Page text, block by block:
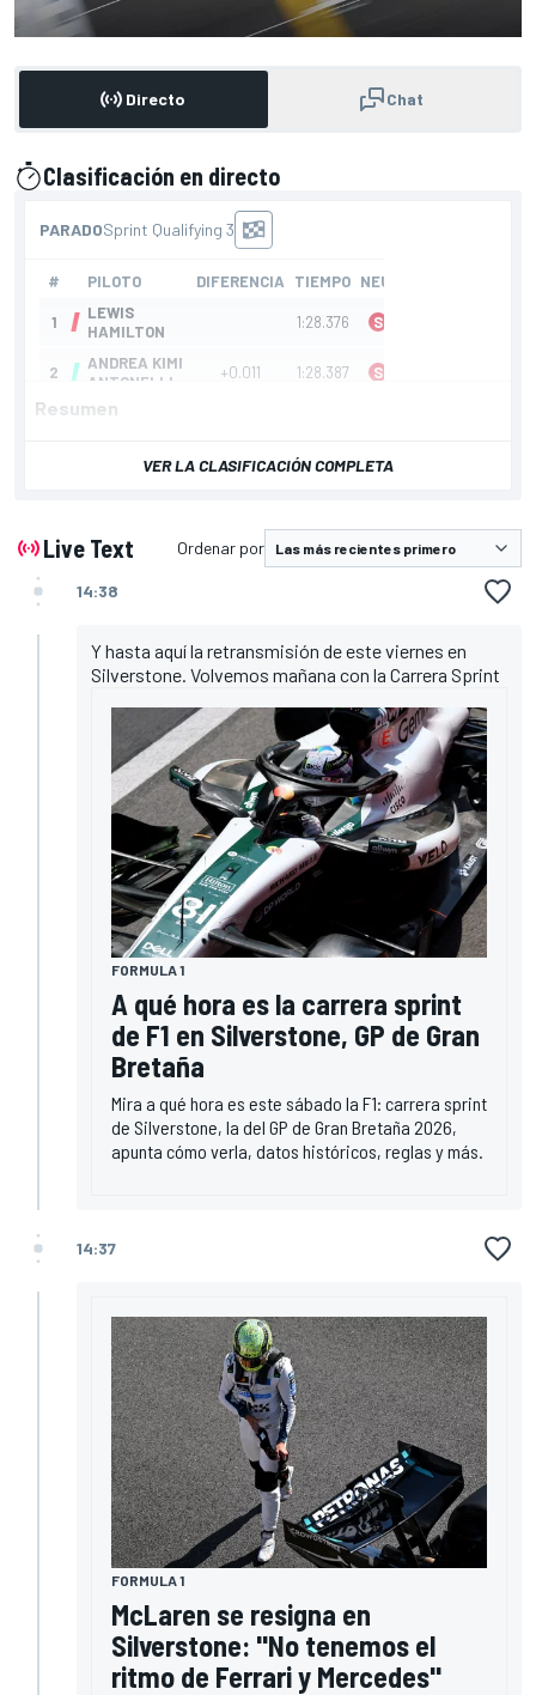
Directo Chat
Clasificación en directo
Resumen
VER LA CLASIFICACIÓN COMPLETA
Live Text Ordenar por
14:38
Y hasta aquí la retransmisión de este viernes en
Silverstone. Volvemos mañana con la Carrera Sprint
FORMULA 1
A qué hora es la carrera sprint
de F1 en Silverstone, GP de Gran
Bretaña
Mira a qué hora es este sábado la F1: carrera sprint
de Silverstone, la del GP de Gran Bretaña 2026,
apunta cómo verla, datos históricos, reglas y más.
14:37
FORMULA 1
McLaren se resigna en
Silverstone: "No tenemos el
ritmo de Ferrari y Mercedes"